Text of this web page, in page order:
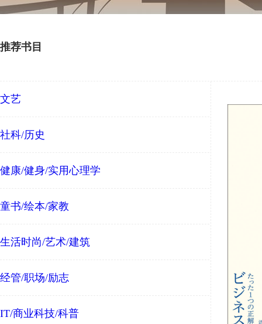
推荐书目
文艺
社科/历史
健康/健身/实用心理学
童书/绘本/家教
生活时尚/艺术/建筑
经管/职场/励志
IT/商业科技/科普